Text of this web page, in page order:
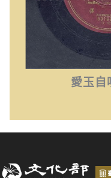
愛玉自